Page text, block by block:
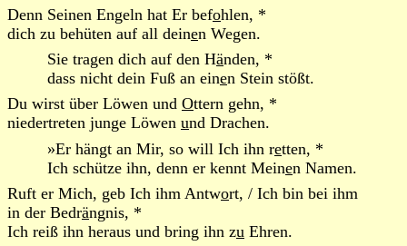
Denn Seinen Engeln hat Er befohlen, *
dich zu behüten auf all deinen Wegen.
Sie tragen dich auf den Händen, *
dass nicht dein Fuß an einen Stein stößt.
Du wirst über Löwen und Ottern gehn, *
niedertreten junge Löwen und Drachen.
»Er hängt an Mir, so will Ich ihn retten, *
Ich schütze ihn, denn er kennt Meinen Namen.
Ruft er Mich, geb Ich ihm Antwort, / Ich bin bei ihm
in der Bedrängnis, *
Ich reiß ihn heraus und bring ihn zu Ehren.